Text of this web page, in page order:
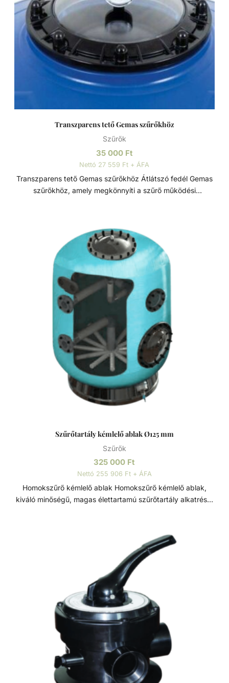
Transzparens tető Gemas szűrőkhöz
Szűrők
35 000 Ft
Nettó 27 559 Ft + ÁFA
Transzparens tető Gemas szűrőkhöz Átlátszó fedél Gemas
szűrőkhöz, amely megkönnyíti a szűrő működési
Szűrőtartály kémlelő ablak Ø125 mm
Szűrők
325 000 Ft
Nettó 255 906 Ft + ÁFA
Homokszűrő kémlelő ablak Homokszűrő kémlelő ablak,
kiváló minőségű, magas élettartamú szűrőtartály alkatrész.
fenn tartani. Az álló vízben, melyet süt a nap, könnyedén
elszaporodhatnak az algák és más szennyeződések,
melyek nem csak a látványt rontják, de a fürdőzők
egészségére is veszélyesek lehetnek. A szűrőtartály a
vízforgató készülék segítségével az egészen finom
szennyeződéseket is kiszűrhetik a vízből, amelyek így
fennakadnak a szűrőközegen.